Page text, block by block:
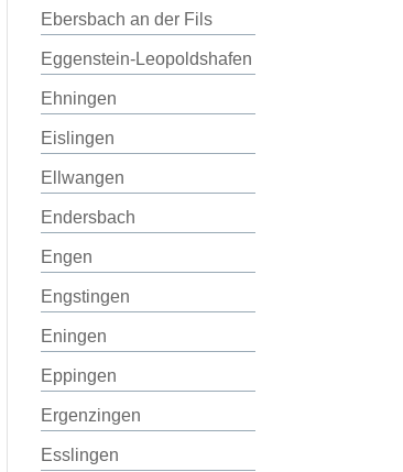
Ebersbach an der Fils
Eggenstein-Leopoldshafen
Ehningen
Eislingen
Ellwangen
Endersbach
Engen
Engstingen
Eningen
Eppingen
Ergenzingen
Esslingen